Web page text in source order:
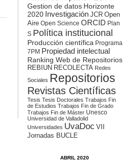
Gestion de datos Horizonte
2020 Investigación JCR Open
Aire Open Science ORCID Plan
S Política institucional
Producción científica Programa
7PM Propiedad intelectual
Ranking Web de Repositorios
REBIUN RECOLECTA Redes
Sociales Repositorios
Revistas Científicas
Tesis Tesis Doctorales Trabajos Fin
de Estudios Trabajos Fin de Grado
Trabajos Fin de Máster Unesco
Universidad de Valladolid
Universidades UvaDoc VII
Jornadas BUCLE
ABRIL 2020